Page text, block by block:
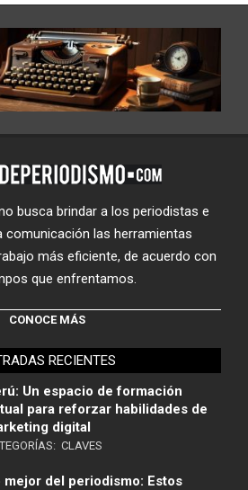
busca brindar a los periodistas e
comunicación las herramientas
más eficiente, de acuerdo con
que enfrentamos.
CONOCE MÁS
RECIENTES
Un espacio de formación
para reforzar habilidades de
digital
CLAVES
mejor del periodismo: Estos